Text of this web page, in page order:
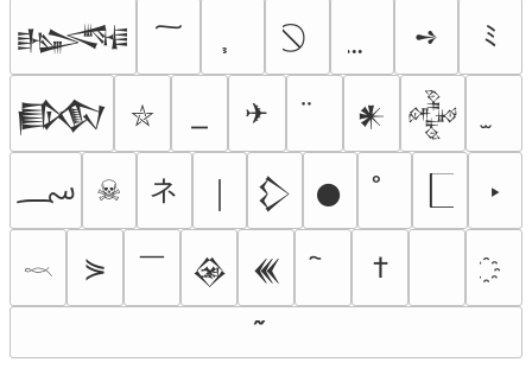
𒈙 ➺ ﾐ
𒁃 ⛥ ✈ 𒀭 𒅒
؄ ☠ ネ 𒁷 𒊹 ‣
𓎖 ⋟ ￣ 𒊲 𒌍 †